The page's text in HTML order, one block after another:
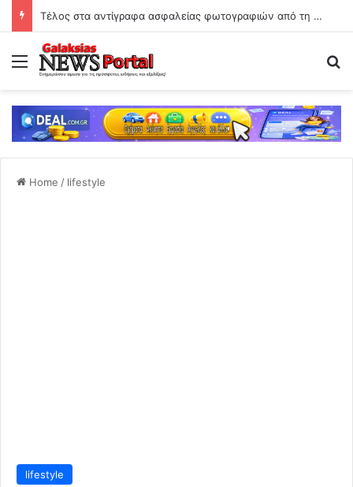
Τέλος στα αντίγραφα ασφαλείας φωτογραφιών από τη Google στις 10 Αυγούστου
Menu
Home / lifestyle
lifestyle